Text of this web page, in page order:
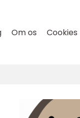
Om os Cookies